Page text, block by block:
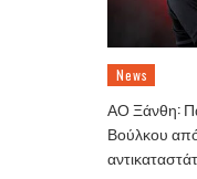
News
ΑΟ Ξάνθη:
Βούλκου